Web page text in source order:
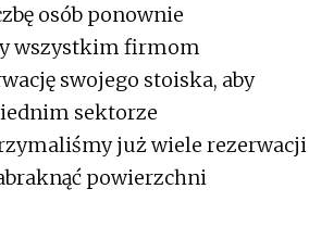
osób ponownie
wszystkim firmom
swojego stoiska, aby
sektorze
już wiele rezerwacji
powierzchni